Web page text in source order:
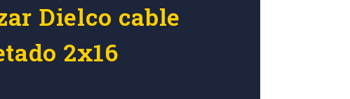
Dielco cable
2x16